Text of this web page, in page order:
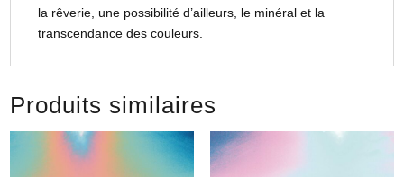
la rêverie, une possibilité d’ailleurs, le minéral et la
transcendance des couleurs.
Produits similaires